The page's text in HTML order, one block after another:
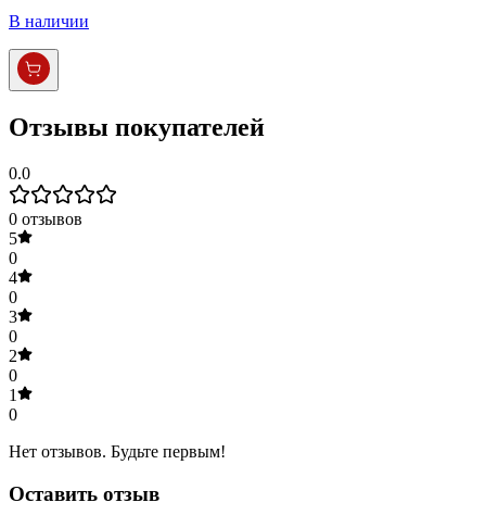
В наличии
Отзывы покупателей
0.0
0 отзывов
5
0
4
0
3
0
2
0
1
0
Нет отзывов. Будьте первым!
Оставить отзыв